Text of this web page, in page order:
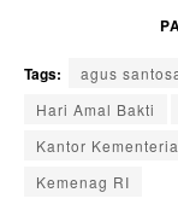
Tags: agus
Hari Amal Bakti
Kantor
Kemenag RI